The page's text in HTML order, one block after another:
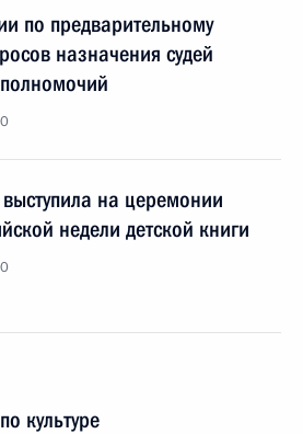
по предварительному
назначения судей
на церемонии
недели детской книги
культуре